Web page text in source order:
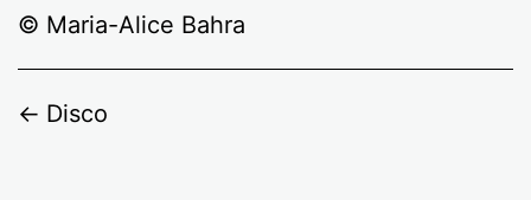
© Maria-Alice Bahra
Disco